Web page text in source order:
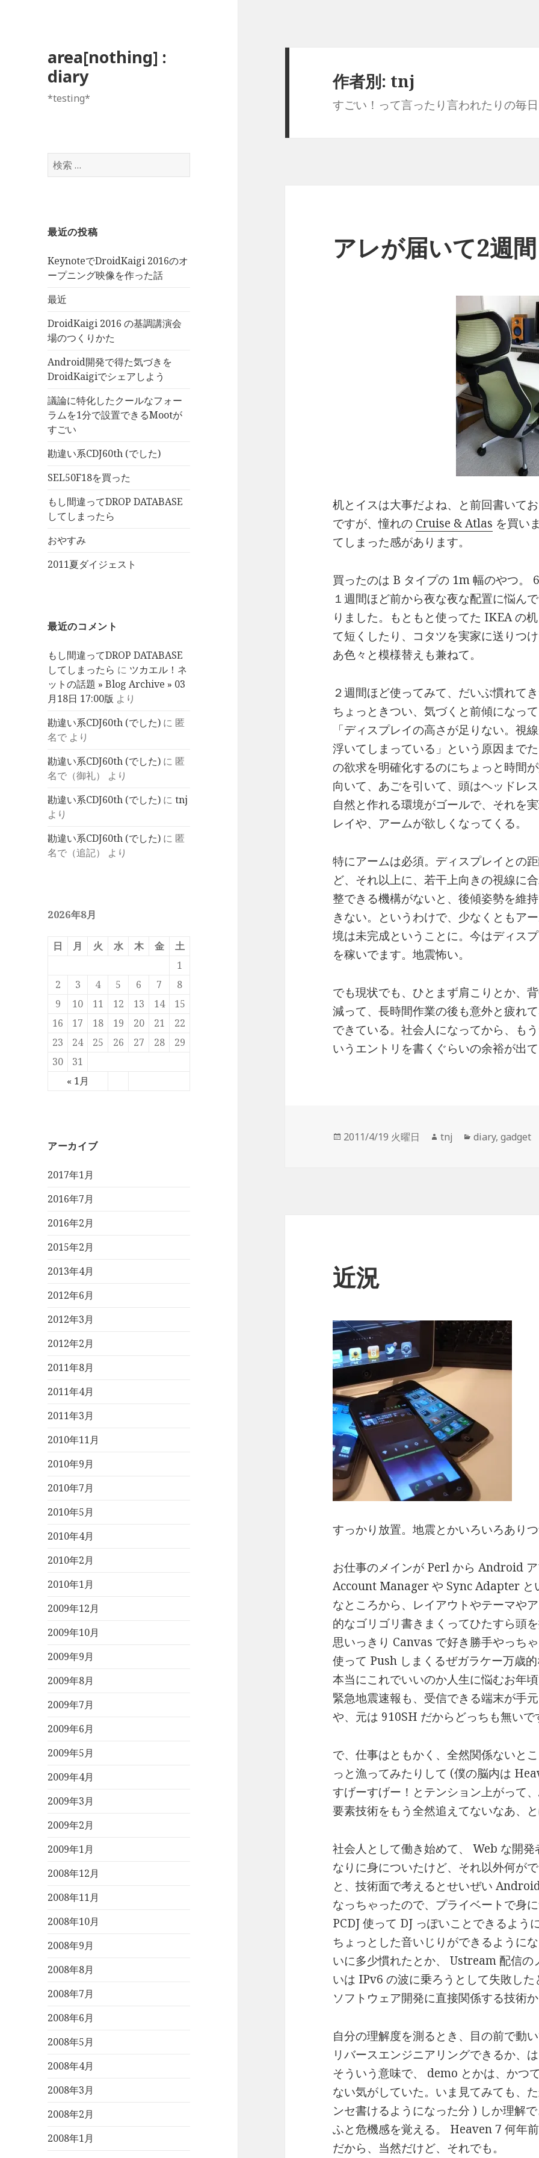
area[nothing] :
diary
*testing*
検
索:
最近の投稿
KeynoteでDroidKaigi 2016のオ
ープニング映像を作った話
最近
DroidKaigi 2016 の基調講演会
場のつくりかた
Android開発で得た気づきを
DroidKaigiでシェアしよう
議論に特化したクールなフォー
ラムを1分で設置できるMootが
すごい
勘違い系CDJ60th (でした)
SEL50F18を買った
もし間違ってDROP DATABASE
してしまったら
おやすみ
2011夏ダイジェスト
最近のコメント
もし間違ってDROP DATABASE
してしまったら に ツカエル！ネ
ットの話題 » Blog Archive » 03
月18日 17:00版 より
勘違い系CDJ60th (でした) に 匿
名で より
勘違い系CDJ60th (でした) に 匿
名で（御礼）
より
勘違い系CDJ60th (でした) にtnj
より
勘違い系CDJ60th (でした) に 匿
名で（追記）
より
2026年8月
日 月 火 水 木 金 土
« 1月
1
2
3 4 5 6 7
8
9
10 11 12 13 14
15
16
17 18 19 20 21
22
23
24 25 26 27 28
29
30
31
アーカイブ
2017年1月
2016年7月
2016年2月
2015年2月
2013年4月
2012年6月
2012年3月
2012年2月
2011年8月
2011年4月
2011年3月
2010年11月
2010年9月
2010年7月
2010年5月
2010年4月
2010年2月
2010年1月
2009年12月
2009年10月
2009年9月
2009年8月
2009年7月
2009年6月
2009年5月
2009年4月
2009年3月
2009年2月
2009年1月
2008年12月
2008年11月
2008年10月
2008年9月
2008年8月
2008年7月
2008年6月
2008年5月
2008年4月
2008年3月
2008年2月
2008年1月
作者別: tnj
すごい！って言ったり言われたりの毎
アレが届いて2週間
机とイスは大事だよね、と前回書いて
ですが、憧れの Cruise & Atlas を買い
てしまった感があります。
買ったのは B タイプの 1m 幅のやつ。
１週間ほど前から夜な夜な配置に悩ん
りました。もともと使ってた IKEA の
て短くしたり、コタツを実家に送りつ
あ色々と模様替えも兼ねて。
２週間ほど使ってみて、だいぶ慣れて
ちょっときつい、気づくと前傾になっ
「ディスプレイの高さが足りない。視
浮いてしまっている」という原因まで
の欲求を明確化するのにちょっと時間
向いて、あごを引いて、頭はヘッドレ
自然と作れる環境がゴールで、それを
レイや、アームが欲しくなってくる。
特にアームは必須。ディスプレイとの
ど、それ以上に、若干上向きの視線に
整できる機構がないと、後傾姿勢を維
きない。というわけで、少なくともア
境は未完成ということに。今はディス
を稼いでます。地震怖い。
でも現状でも、ひとまず肩こりとか、
減って、長時間作業の後も意外と疲れ
できている。社会人になってから、も
いうエントリを書くぐらいの余裕が出
投
2011/4/19 火曜日
作
tnj
カ
diary,gadget
近況
すっかり放置。地震とかいろいろありつ
お仕事のメインが Perl から Android ア
Account Manager や Sync Adapter と
なところから、レイアウトやテーマや
的なゴリゴリ書きまくってひたすら頭
思いっきり Canvas で好き勝手やっち
使って Push しまくるぜガラケー万歳
本当にこれでいいのか人生に悩むお年
緊急地震速報も、受信できる端末が手
や、元は 910SH だからどっちも無いで
で、仕事はともかく、全然関係ないと
っと漁ってみたりして (僕の脳内は
すげーすげー！とテンション上がって
要素技術をもう全然追えてないなあ、と
社会人として働き始めて、 Web な開
なりに身についたけど、それ以外何が
と、技術面で考えるとせいぜい
なっちゃったので、プライベートで身
PCDJ 使って DJ っぽいことできるよ
ちょっとした音いじりができるように
いに多少慣れたとか、 Ustream 配信の
いは IPv6 の波に乗ろうとして失敗した
ソフトウェア開発に直接関係する技術
自分の理解度を測るとき、目の前で動
リバースエンジニアリングできるか、
そういう意味で、 demo とかは、かつ
ない気がしていた。いま見てみても、
ンセ書けるようになった分 ) しか理解
ふと危機感を覚える。 Heaven 7 何年
だから、当然だけど、それでも。